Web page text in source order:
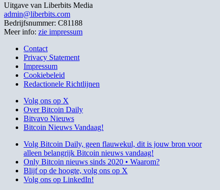
Uitgave van Liberbits Media
admin@liberbits.com
Bedrijfsnummer: C81188
Meer info: zie impressum
Contact
Privacy Statement
Impressum
Cookiebeleid
Redactionele Richtlijnen
Volg ons op X
Over Bitcoin Daily
Bitvavo Nieuws
Bitcoin Nieuws Vandaag!
Volg Bitcoin Daily, geen flauwekul, dit is jouw bron voor
alleen belangrijk Bitcoin nieuws vandaag!
Only Bitcoin nieuws sinds 2020 • Waarom?
Blijf op de hoogte, volg ons op X
Volg ons op LinkedIn!